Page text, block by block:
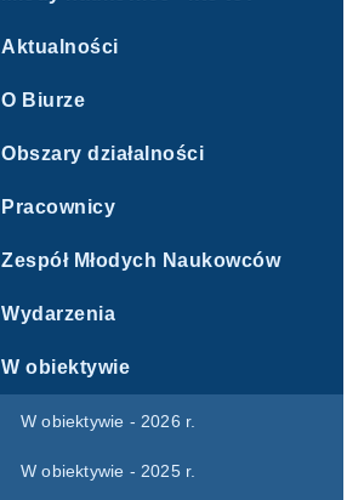
Aktualności
O Biurze
Obszary działalności
Pracownicy
Zespół Młodych Naukowców
Wydarzenia
W obiektywie
W obiektywie - 2026 r.
W obiektywie - 2025 r.